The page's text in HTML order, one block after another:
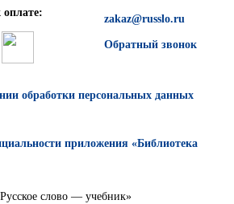
zakaz@russlo.ru
Обратный звонок
обработки персональных данных
приложения «Библиотека
слово — учебник»